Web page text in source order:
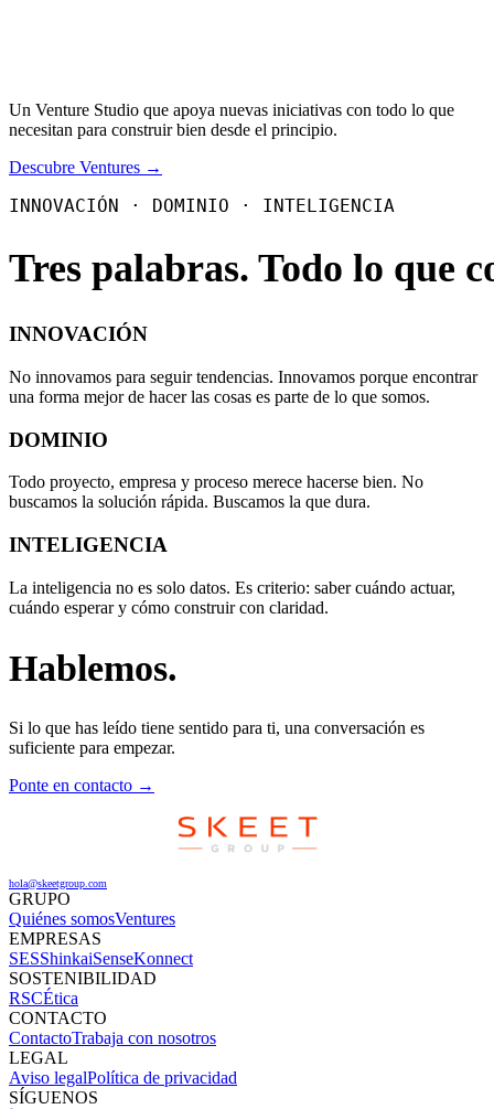
Un Venture Studio que apoya nuevas iniciativas con todo lo que
necesitan para construir bien desde el principio.
Descubre Ventures →
INNOVACIÓN · DOMINIO · INTELIGENCIA
Tres palabras. Todo lo que
INNOVACIÓN
No innovamos para seguir tendencias. Innovamos porque encontrar
una forma mejor de hacer las cosas es parte de lo que somos.
DOMINIO
Todo proyecto, empresa y proceso merece hacerse bien. No
buscamos la solución rápida. Buscamos la que dura.
INTELIGENCIA
La inteligencia no es solo datos. Es criterio: saber cuándo actuar,
cuándo esperar y cómo construir con claridad.
Hablemos.
Si lo que has leído tiene sentido para ti, una conversación es
suficiente para empezar.
Ponte en contacto →
hola@skeetgroup.com
GRUPO
Quiénes somosVentures
EMPRESAS
SESShinkaiSenseKonnect
SOSTENIBILIDAD
RSCÉtica
CONTACTO
ContactoTrabaja con nosotros
LEGAL
Aviso legalPolítica de privacidad
SÍGUENOS